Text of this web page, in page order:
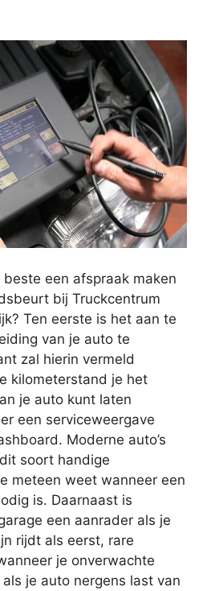
een afspraak maken
bij Truckcentrum
Ten eerste is het aan te
van je auto te
zal hierin vermeld
kilometerstand je het
je auto kunt laten
een serviceweergave
Moderne auto’s
soort handige
meteen weet wanneer een
is. Daarnaast is
een aanrader als je
rijdt als eerst, rare
je onverwachte
je auto nergens last van